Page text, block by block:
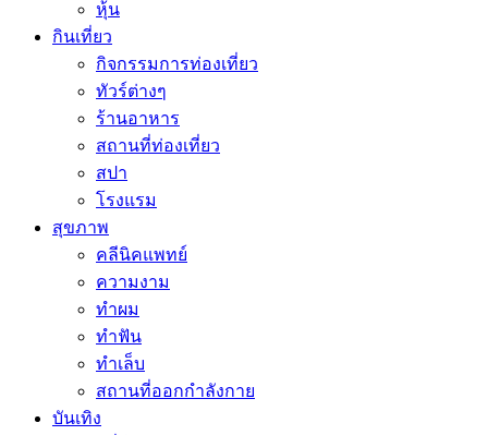
หุ้น
กินเที่ยว
กิจกรรมการท่องเที่ยว
ทัวร์ต่างๆ
ร้านอาหาร
สถานที่ท่องเที่ยว
สปา
โรงแรม
สุขภาพ
คลีนิคแพทย์
ความงาม
ทำผม
ทำฟัน
ทำเล็บ
สถานที่ออกกำลังกาย
บันเทิง